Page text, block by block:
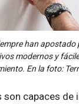
han
modernos y
En la foto:
capaces de